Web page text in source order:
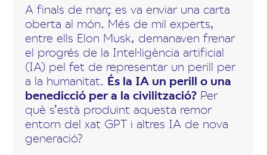
A finals de març es va enviar una carta
oberta al món. Més de mil experts,
entre ells Elon Musk, demanaven frenar
el progrés de la Intel·ligència artificial
(IA) pel fet de representar un perill per
a la humanitat. És la IA un perill o una
benedicció per a la civilització? Per
què s’està produint aquesta remor
entorn del xat GPT i altres IA de nova
generació?